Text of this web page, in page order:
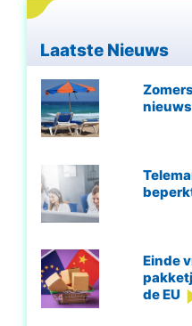
Laatste Nieuws
Einde
de EU